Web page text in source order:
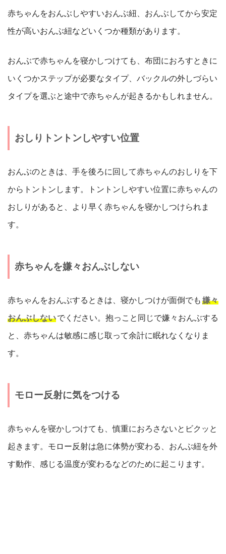
赤ちゃんをおんぶしやすいおんぶ紐、おんぶしてから安定
性が高いおんぶ紐などいくつか種類があります。
おんぶで赤ちゃんを寝かしつけても、布団におろすときに
いくつかステップが必要なタイプ、バックルの外しづらい
タイプを選ぶと途中で赤ちゃんが起きるかもしれません。
おしりトントンしやすい位置
おんぶのときは、手を後ろに回して赤ちゃんのおしりを下
からトントンします。トントンしやすい位置に赤ちゃんの
おしりがあると、より早く赤ちゃんを寝かしつけられま
す。
赤ちゃんを嫌々おんぶしない
赤ちゃんをおんぶするときは、寝かしつけが面倒でも 嫌々
おんぶしないでください。抱っこと同じで嫌々おんぶする
と、赤ちゃんは敏感に感じ取って余計に眠れなくなりま
す。
モロー反射に気をつける
赤ちゃんを寝かしつけても、慎重におろさないとビクッと
起きます。モロー反射は急に体勢が変わる、おんぶ紐を外
す動作、感じる温度が変わるなどのために起こります。